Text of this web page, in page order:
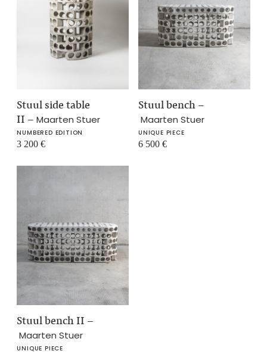
Stuul side table
II – Maarten Stuer
NUMBERED EDITION
3 200€
Stuul bench –
Maarten Stuer
UNIQUE PIECE
6 500 €
Stuul bench II –
Maarten Stuer
UNIQUE PIECE